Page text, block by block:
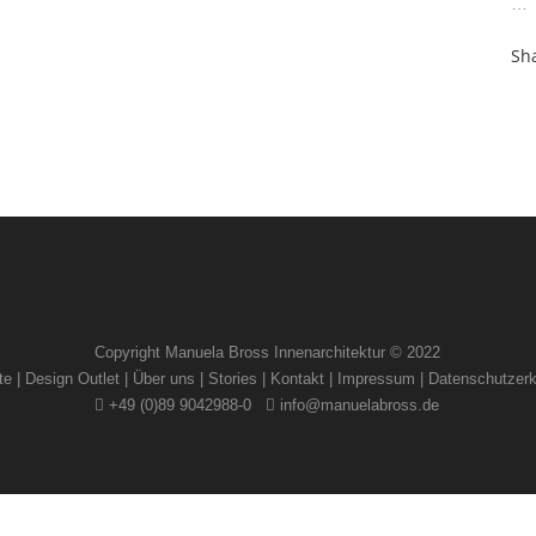
Copyright Manuela Bross Innenarchitektur © 2022
Design Outlet Über uns Stories Kontakt Impressum
+49 (0)89 9042988-0
info@manuelabross.de